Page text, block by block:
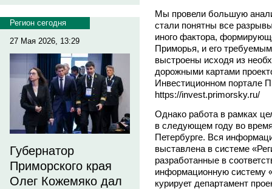
Регион сегодня
27 Мая 2026, 13:29
Губернатор
Приморского края
Олег Кожемяко дал
Мы провели большую
стали понятны все
иного фактора,
Приморья, и его
выстроены исходя из
дорожными картами
Инвестиционном портале
https://invest.primorsky.ru/
Однако работа в рамках
в следующем году во
Петербурге. Вся
выставлена в системе
разработанные в
информационную систему
курирует департамент